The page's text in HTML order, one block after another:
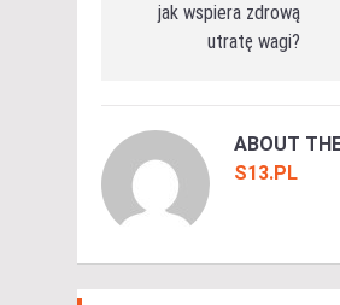
jak wspiera zdrową
utratę wagi?
ABOUT
S13.PL